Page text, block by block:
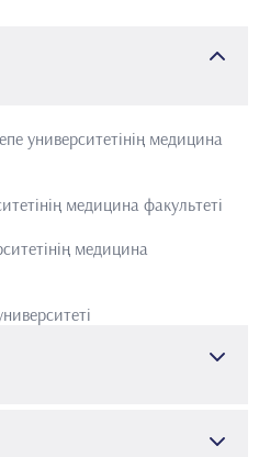
университетінің медицина
медицина факультеті
медицина